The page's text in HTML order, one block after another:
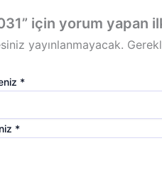
için yorum yapan
yayınlanmayacak.
*
*